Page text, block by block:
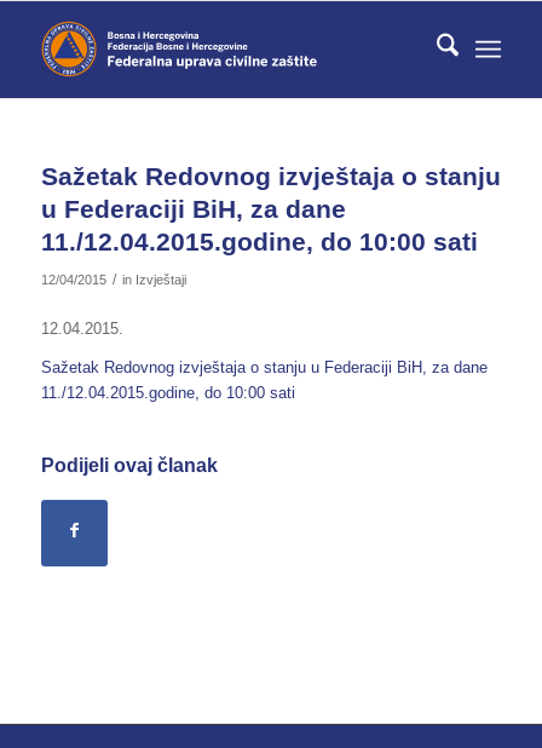
Sažetak Redovnog izvještaja o stanju
u Federaciji BiH, za dane
11./12.04.2015.godine, do 10:00 sati
12/04/2015 / in Izvještaji
12.04.2015.
Sažetak Redovnog izvještaja o stanju u Federaciji BiH, za dane
11./12.04.2015.godine, do 10:00 sati
Podijeli ovaj članak